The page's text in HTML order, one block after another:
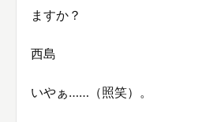
ますか？
西島
いやぁ……（照笑）。